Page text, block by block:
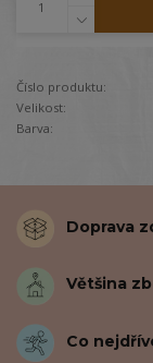
Číslo produktu:
Velikost:
Barva:
Doprava
Většina
Co